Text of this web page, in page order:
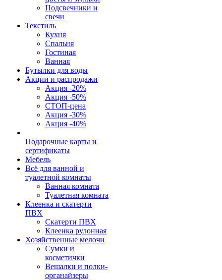
Подсвечники и
свечи
Текстиль
Кухня
Спальня
Гостиная
Ванная
Бутылки для воды
Акции и распродажи
Акция -20%
Акция -50%
СТОП-цена
Акция -30%
Акция -40%
Подарочные карты и
сертификаты
Мебель
Всё для ванной и
туалетной комнаты
Ванная комната
Туалетная комната
Клеенка и скатерти
ПВХ
Скатерти ПВХ
Клеенка рулонная
Хозяйственные мелочи
Сумки и
косметички
Вешалки и полки-
органайзеры